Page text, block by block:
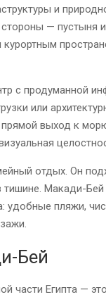
и
— пустыня
с продуманной
или
выход к
отдых. Он
тишине. Макади-
удобные пляжи,
Бей
части Египта —